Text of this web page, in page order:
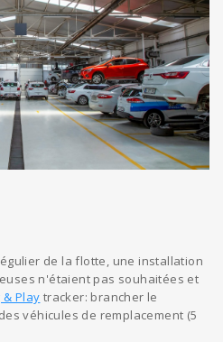
de la flotte, une installation
n'étaient pas souhaitées et
& Play tracker: brancher le
véhicules de remplacement (5